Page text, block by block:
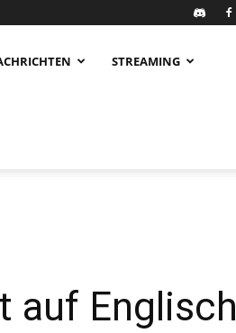
STREAMING
auf Englisch